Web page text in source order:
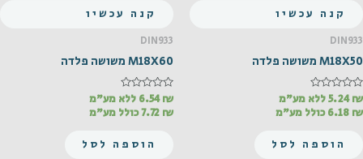
קנה עכשיו
DIN933
M18X50 משושה פלדה
דורג
מתוך
5.24₪
ללא מע"מ
6.18 ₪ כולל מע"מ
הוספה לסל
קנה עכשיו
DIN933
M18X60 משושה פלדה
דורג
מתוך
6.54₪
ללא מע"מ
7.72 ₪ כולל מע"מ
הוספה לסל